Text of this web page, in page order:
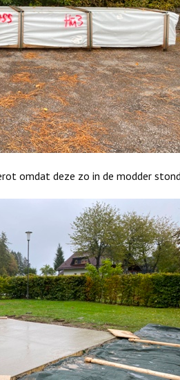
omdat deze zo in de modder